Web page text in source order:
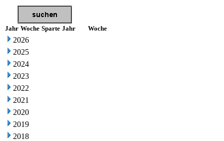
Jahr Woche Sparte Jahr Woche
2026
2025
2024
2023
2022
2021
2020
2019
2018